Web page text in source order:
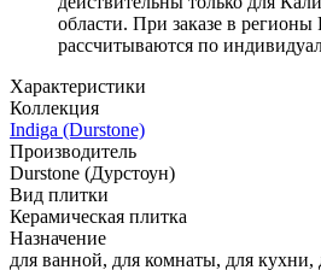
области. При заказе в
рассчитываются по
Характеристики
Коллекция
Indiga (Durstone)
Производитель
Durstone (Дурстоун)
Вид плитки
Керамическая плитка
Назначение
для ванной, для комнаты, для кухни,